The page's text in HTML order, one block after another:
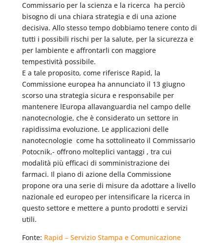
Commissario per la scienza e la ricerca  ha perciò
bisogno di una chiara strategia e di una azione
decisiva. Allo stesso tempo dobbiamo tenere conto di
tutti i possibili rischi per la salute, per la sicurezza e
per lambiente e affrontarli con maggiore
tempestività possibile.
E a tale proposito, come riferisce Rapid, la
Commissione europea ha annunciato il 13 giugno
scorso una strategia sicura e responsabile per
mantenere lEuropa allavanguardia nel campo delle
nanotecnologie, che è considerato un settore in
rapidissima evoluzione. Le applicazioni delle
nanotecnologie  come ha sottolineato il Commissario
Potocnik,- offrono molteplici vantaggi , tra cui
modalità più efficaci di somministrazione dei
farmaci. Il piano di azione della Commissione
propone ora una serie di misure da adottare a livello
nazionale ed europeo per intensificare la ricerca in
questo settore e mettere a punto prodotti e servizi
utili.
Fonte: Rapid – Servizio Stampa e Comunicazione